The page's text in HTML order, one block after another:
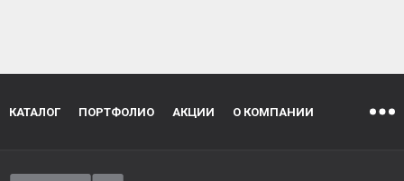
КАТАЛОГ ПОРТФОЛИО АКЦИИ О КОМПАНИИ